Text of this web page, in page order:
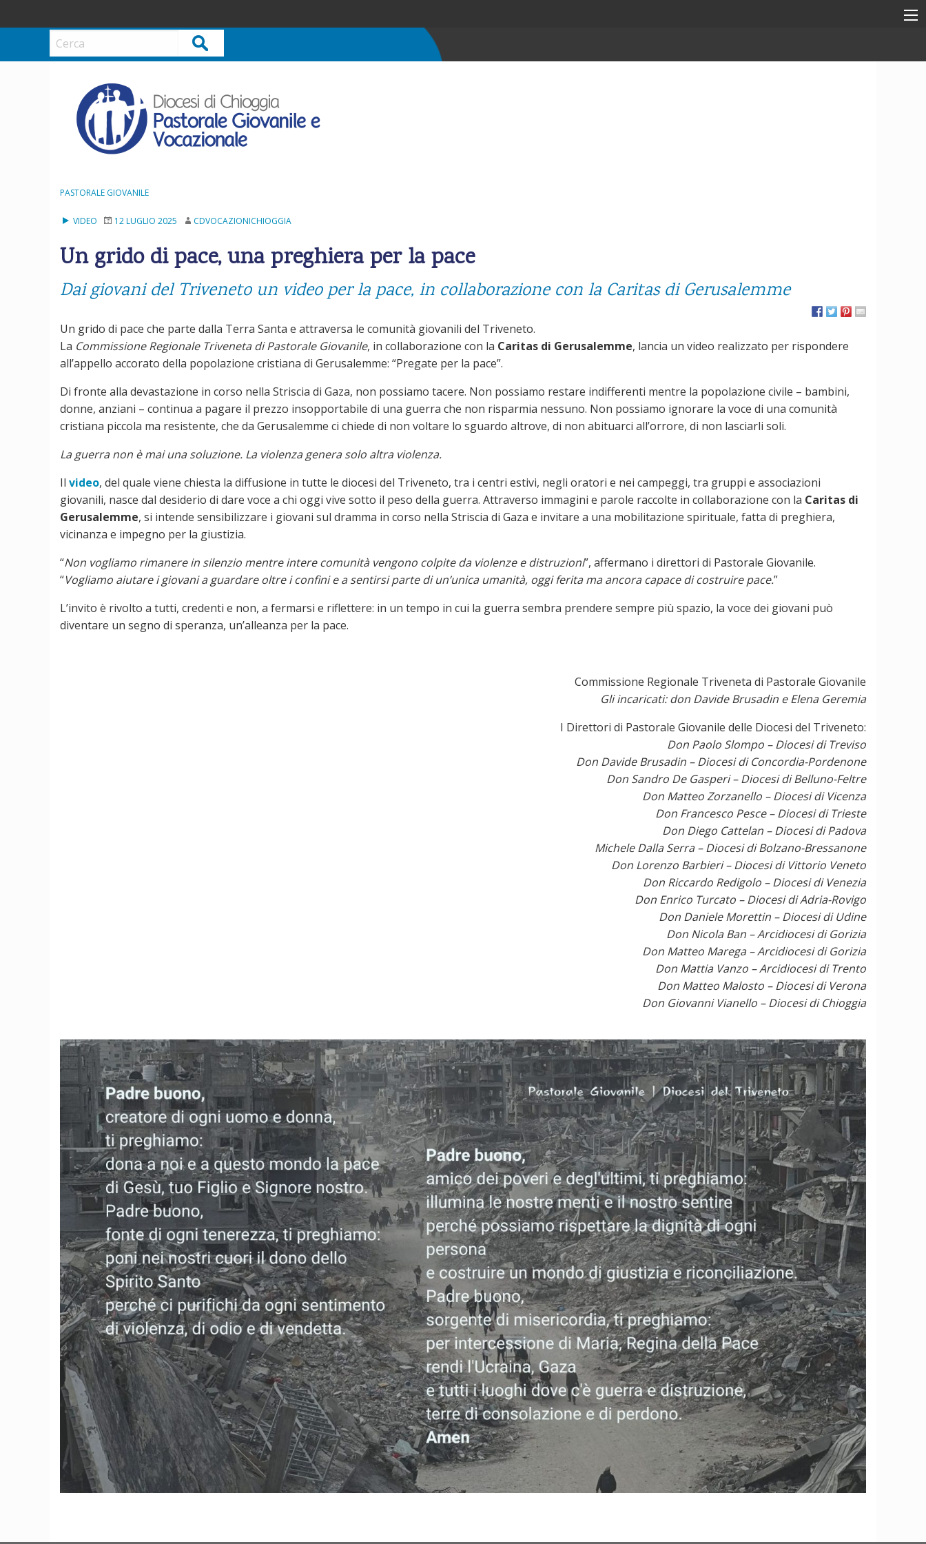
k
p
Cerca
PASTORALE GIOVANILE
VIDEO 12 LUGLIO 2025 CDVOCAZIONICHIOGGIA
Un grido di pace, una preghiera per la pace
Dai giovani del Triveneto un video per la pace, in collaborazione con la Caritas di Gerusalemme
Un grido di pace che parte dalla Terra Santa e attraversa le comunità giovanili del Triveneto.
La Commissione Regionale Triveneta di Pastorale Giovanile, in collaborazione con la Caritas di Gerusalemme, lancia un video realizzato per rispondere
all’appello accorato della popolazione cristiana di Gerusalemme: “Pregate per la pace”.
Di fronte alla devastazione in corso nella Striscia di Gaza, non possiamo tacere. Non possiamo restare indifferenti mentre la popolazione civile – bambini,
donne, anziani – continua a pagare il prezzo insopportabile di una guerra che non risparmia nessuno. Non possiamo ignorare la voce di una comunità
cristiana piccola ma resistente, che da Gerusalemme ci chiede di non voltare lo sguardo altrove, di non abituarci all’orrore, di non lasciarli soli.
La guerra non è mai una soluzione. La violenza genera solo altra violenza.
Il video, del quale viene chiesta la diffusione in tutte le diocesi del Triveneto, tra i centri estivi, negli oratori e nei campeggi, tra gruppi e associazioni
giovanili, nasce dal desiderio di dare voce a chi oggi vive sotto il peso della guerra. Attraverso immagini e parole raccolte in collaborazione con la Caritas di
Gerusalemme, si intende sensibilizzare i giovani sul dramma in corso nella Striscia di Gaza e invitare a una mobilitazione spirituale, fatta di preghiera,
vicinanza e impegno per la giustizia.
“Non vogliamo rimanere in silenzio mentre intere comunità vengono colpite da violenze e distruzioni”, affermano i direttori di Pastorale Giovanile.
“Vogliamo aiutare i giovani a guardare oltre i confini e a sentirsi parte di un’unica umanità, oggi ferita ma ancora capace di costruire pace.”
L’invito è rivolto a tutti, credenti e non, a fermarsi e riflettere: in un tempo in cui la guerra sembra prendere sempre più spazio, la voce dei giovani può
diventare un segno di speranza, un’alleanza per la pace.
Commissione Regionale Triveneta di Pastorale Giovanile
Gli incaricati: don Davide Brusadin e Elena Geremia
I Direttori di Pastorale Giovanile delle Diocesi del Triveneto:
Don Paolo Slompo – Diocesi di Treviso
Don Davide Brusadin – Diocesi di Concordia-Pordenone
Don Sandro De Gasperi – Diocesi di Belluno-Feltre
Don Matteo Zorzanello – Diocesi di Vicenza
Don Francesco Pesce – Diocesi di Trieste
Don Diego Cattelan – Diocesi di Padova
Michele Dalla Serra – Diocesi di Bolzano-Bressanone
Don Lorenzo Barbieri – Diocesi di Vittorio Veneto
Don Riccardo Redigolo – Diocesi di Venezia
Don Enrico Turcato – Diocesi di Adria-Rovigo
Don Daniele Morettin – Diocesi di Udine
Don Nicola Ban – Arcidiocesi di Gorizia
Don Matteo Marega – Arcidiocesi di Gorizia
Don Mattia Vanzo – Arcidiocesi di Trento
Don Matteo Malosto – Diocesi di Verona
Don Giovanni Vianello – Diocesi di Chioggia